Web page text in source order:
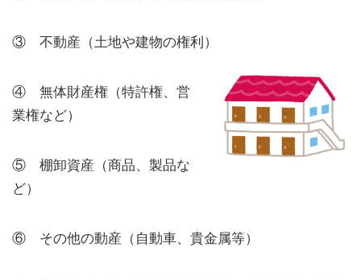
③ 不動産（土地や建物の権利）
④ 無体財産権（特許権、営
業権など）
⑤ 棚卸資産（商品、製品な
ど）
⑥ その他の動産（自動車、貴金属等）